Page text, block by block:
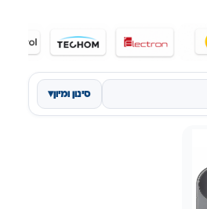
סינון ומיון▾